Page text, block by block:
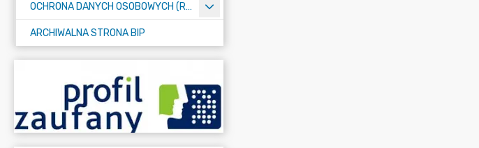
OCHRONA DANYCH OSOBOWYCH (RODO)
ARCHIWALNA STRONA BIP